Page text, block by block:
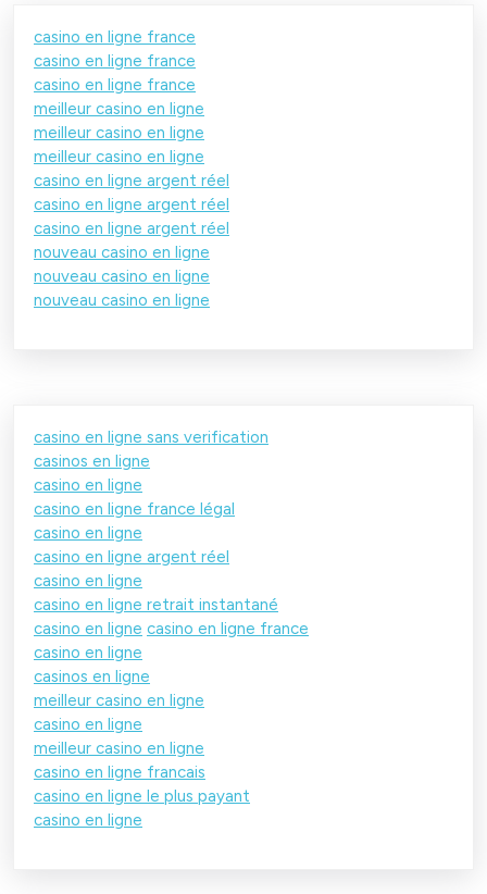
casino en ligne france
casino en ligne france
casino en ligne france
meilleur casino en ligne
meilleur casino en ligne
meilleur casino en ligne
casino en ligne argent réel
casino en ligne argent réel
casino en ligne argent réel
nouveau casino en ligne
nouveau casino en ligne
nouveau casino en ligne
casino en ligne sans verification
casinos en ligne
casino en ligne
casino en ligne france légal
casino en ligne
casino en ligne argent réel
casino en ligne
casino en ligne retrait instantané
casino en ligne casino en ligne france
casino en ligne
casinos en ligne
meilleur casino en ligne
casino en ligne
meilleur casino en ligne
casino en ligne francais
casino en ligne le plus payant
casino en ligne